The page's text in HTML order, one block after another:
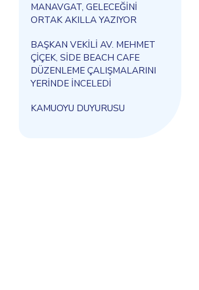
MANAVGAT, GELECEĞİNİ
ORTAK AKILLA YAZIYOR
BAŞKAN VEKİLİ AV. MEHMET
ÇİÇEK, SİDE BEACH CAFE
DÜZENLEME ÇALIŞMALARINI
YERİNDE İNCELEDİ
KAMUOYU DUYURUSU